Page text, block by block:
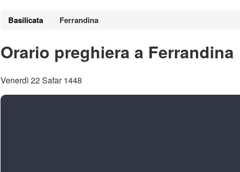
Basilicata Ferrandina
Orario preghiera a Ferrandina
Venerdì 22 Safar 1448